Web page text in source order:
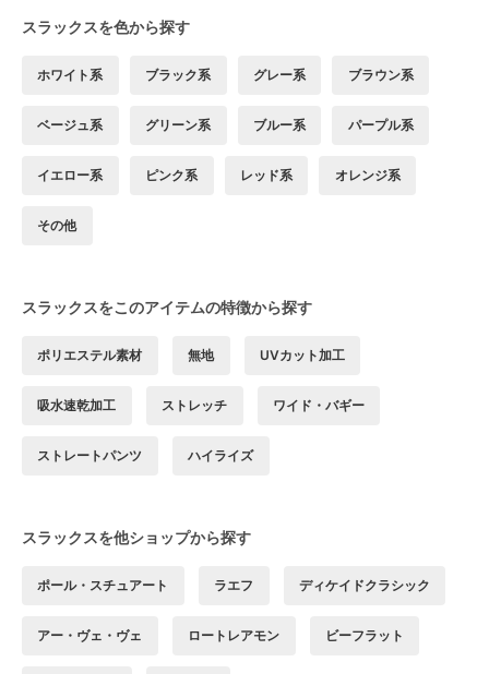
スラックスを色から探す
ホワイト系 ブラック系 グレー系 ブラウン系
ベージュ系 グリーン系 ブルー系 パープル系
イエロー系 ピンク系 レッド系 オレンジ系
その他
スラックスをこのアイテムの特徴から探す
ポリエステル素材 無地 UVカット加工
吸水速乾加工 ストレッチ ワイド・バギー
ストレートパンツ ハイライズ
スラックスを他ショップから探す
ポール・スチュアート ラエフ ディケイドクラシック
アー・ヴェ・ヴェ ロートレアモン ビーフラット